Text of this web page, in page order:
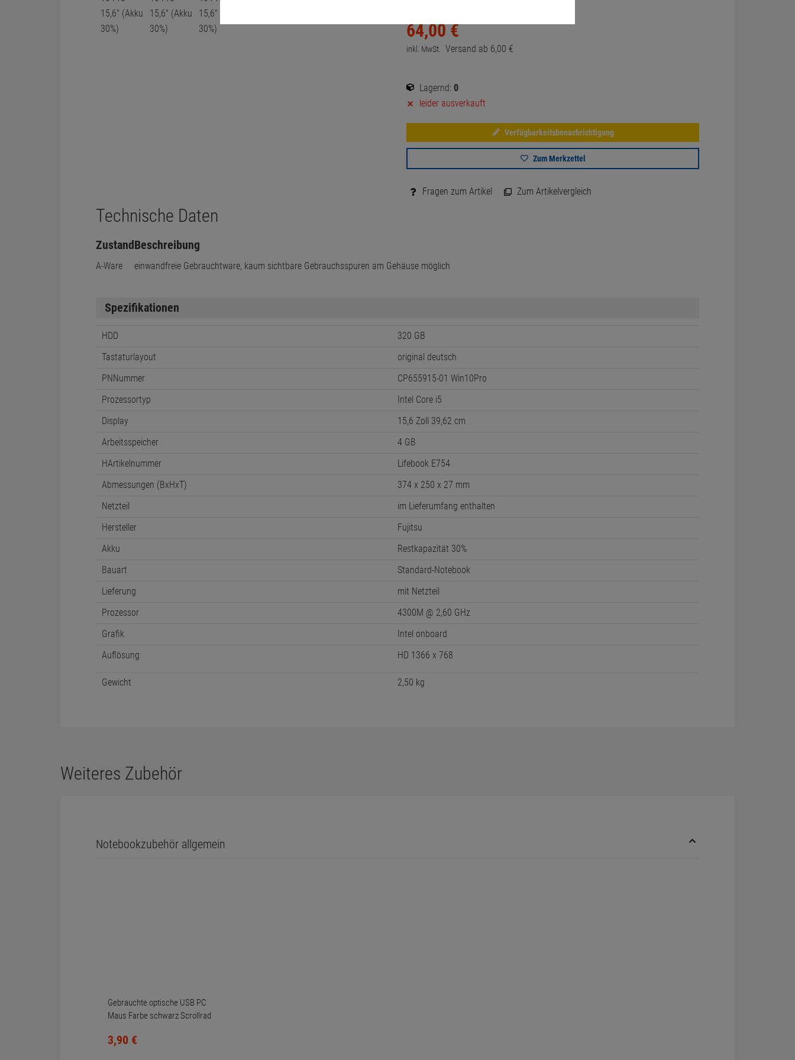
64,00 €
inkl. MwSt. Versand ab 6,00 €
Lagernd: 0
leider ausverkauft
Verfügbarkeitsbenachrichtigung
Zum Merkzettel
Fragen zum Artikel Zum Artikelvergleich
Technische Daten
Spezifikationen
HDD
320 GB
Tastaturlayout
original deutsch
PNNummer
CP655915-01 Win10Pro
Prozessortyp
Intel Core i5
Display
15,6 Zoll 39,62 cm
Arbeitsspeicher
4 GB
HArtikelnummer
Lifebook E754
Abmessungen (BxHxT)
374 x 250 x 27 mm
Netzteil
im Lieferumfang enthalten
Grafik